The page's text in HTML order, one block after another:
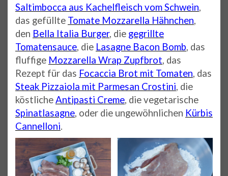
Saltimbocca aus Kachelfleisch vom Schwein,
das gefüllte Tomate Mozzarella Hähnchen,
den Bella Italia Burger, die gegrillte
Tomatensauce, die Lasagne Bacon Bomb, das
fluffige Mozzarella Wrap Zupfbrot, das
Rezept für das Focaccia Brot mit Tomaten, das
Steak Pizzaiola mit Parmesan Crostini, die
köstlicheAntipasti Creme, die vegetarische
Spinatlasagne, oder die ungewöhnlichen Kürbis
Cannelloni.